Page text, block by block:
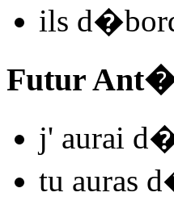
ils
Futur
j' aurai
tu auras